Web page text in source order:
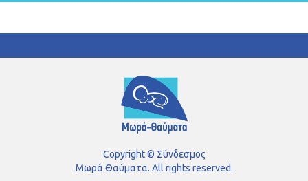
Copyright © Σύνδεσμος
Μωρά Θαύματα. All rights reserved.